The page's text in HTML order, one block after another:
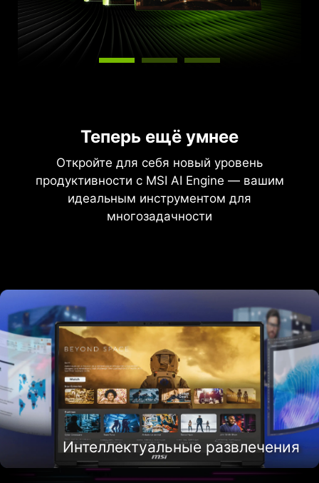
Теперь ещё умнее
Откройте для себя новый уровень
продуктивности с MSI AI Engine — вашим
идеальным инструментом для
многозадачности
Интеллектуальные развлечения
Интеллектуальное создание контента